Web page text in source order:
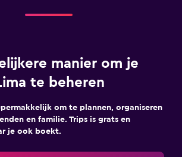
manier om je
te beheren
om te plannen, organiseren
en familie. Trips is grats en
je ook boekt.